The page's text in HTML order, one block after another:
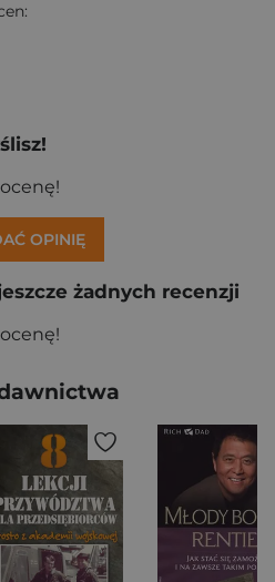
OPINIĘ
żadnych recenzji